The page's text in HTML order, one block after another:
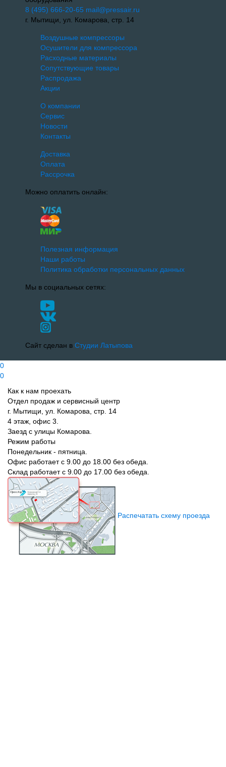
8 (495) 666-20-65 mail@pressair.ru
г. Мытищи, ул. Комарова, стр. 14
Воздушные компрессоры
Осушители для компрессора
Расходные материалы
Сопутствующие товары
Распродажа
Акции
О компании
Сервис
Новости
Контакты
Доставка
Оплата
Рассрочка
Можно оплатить онлайн:
Полезная информация
Наши работы
Политика обработки персональных данных
Мы в социальных сетях:
Сайт сделан в Студии Латыпова
0
0
Как к нам проехать
Отдел продаж и сервисный центр
г. Мытищи, ул. Комарова, стр. 14
4 этаж, офис 3.
Заезд с улицы Комарова.
Режим работы
Понедельник - пятница.
Офис работает с 9.00 до 18.00 без обеда.
Склад работает с 9.00 до 17.00 без обеда.
Распечатать схему проезда